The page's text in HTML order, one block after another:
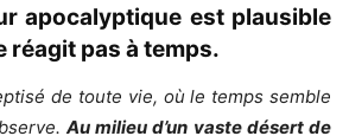
apocalyptique est plausible
réagit pas à temps.
de toute vie, où le temps semble
Au milieu d’un vaste désert de